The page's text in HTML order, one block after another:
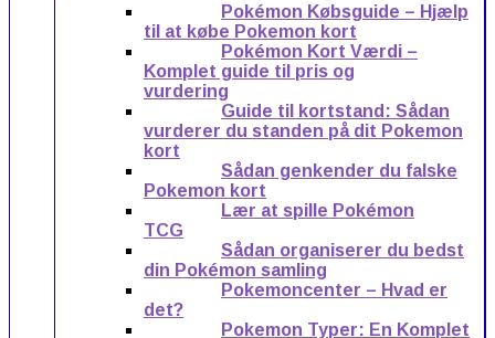
Pokémon Købsguide – Hjælp
til at købe Pokemon kort
Pokémon Kort Værdi –
Komplet guide til pris og
vurdering
Guide til kortstand: Sådan
vurderer du standen på dit Pokemon
kort
Sådan genkender du falske
Pokemon kort
Lær at spille Pokémon
TCG
Sådan organiserer du bedst
din Pokémon samling
Pokemoncenter – Hvad er
det?
Pokemon Typer: En Komplet